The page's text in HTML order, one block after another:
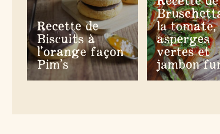
Recette de
Biscuits à
l’orange façon
Pim’s
la
asperges
vertes et
jambon